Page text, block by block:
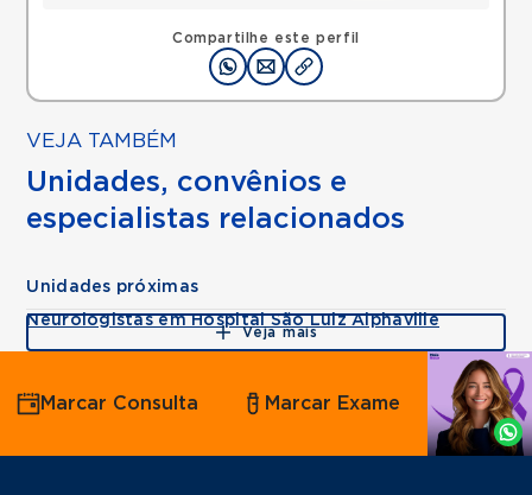
Compartilhe este perfil
VEJA TAMBÉM
Unidades, convênios e
especialistas relacionados
Unidades próximas
Neurologistas em Hospital São Luiz Alphaville
Veja mais
Agende
por
Whatsapp
Marcar Consulta Marcar Exame